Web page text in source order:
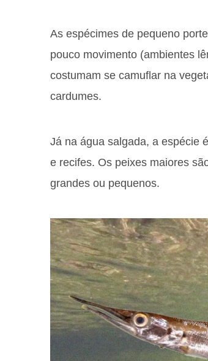
As espécimes de pequeno
pouco movimento (ambientes
costumam se camuflar na
cardumes.
Já na água salgada, a espécie
e recifes. Os peixes maiores
grandes ou pequenos.